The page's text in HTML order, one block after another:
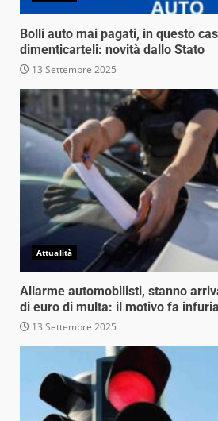
Bolli auto mai pagati, in questo
dimenticarteli: novità dallo Stato
13 Settembre 2025
Attualità
Allarme automobilisti, stanno
di euro di multa: il motivo fa
13 Settembre 2025